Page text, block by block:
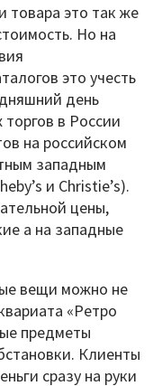
товара это так же
Но на
это учесть
день
в России
на российском
западным
и Christie’s).
цены,
а на западные
вещи можно не
«Ретро
предметы
Клиенты
сразу на руки